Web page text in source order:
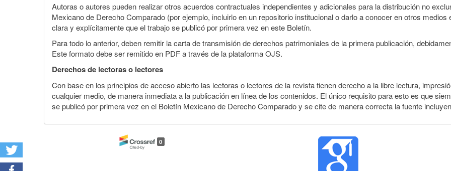
Autoras o autores pueden realizar otros acuerdos contractuales independientes y adicionales para la distribución no
Mexicano de Derecho Comparado (por ejemplo, incluirlo en un repositorio institucional o darlo a conocer en otros
clara y explícitamente que el trabajo se publicó por primera vez en este Boletín.
Para todo lo anterior, deben remitir la carta de transmisión de derechos patrimoniales de la primera publicación,
Este formato debe ser remitido en PDF a través de la plataforma OJS.
Derechos de lectoras o lectores
Con base en los principios de acceso abierto las lectoras o lectores de la revista tienen derecho a la libre lectura,
cualquier medio, de manera inmediata a la publicación en línea de los contenidos. El único requisito para esto es que
se publicó por primera vez en el Boletín Mexicano de Derecho Comparado y se cite de manera correcta la fuente
0